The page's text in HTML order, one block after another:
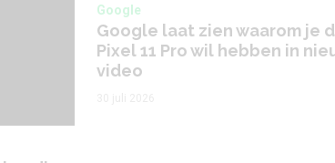
Google
Google laat zien waarom je
Pixel 11 Pro wil hebben in
video